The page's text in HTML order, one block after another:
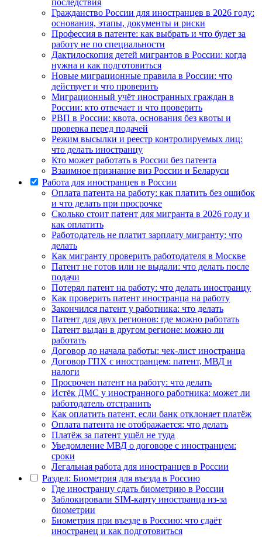
последствия
Гражданство России для иностранцев в 2026 году:
основания, этапы, документы и риски
Профессия в патенте: как выбрать и что будет за
работу не по специальности
Дактилоскопия детей мигрантов в России: когда
нужна и как подготовиться
Новые миграционные правила в России: что
действует и что проверить
Миграционный учёт иностранных граждан в
России: кто отвечает и что проверить
РВП в России: квота, основания без квоты и
проверка перед подачей
Режим высылки и реестр контролируемых лиц:
что делать иностранцу
Кто может работать в России без патента
Взаимное признание виз России и Беларуси
Работа для иностранцев в России
Оплата патента на работу: как платить без ошибок
и что делать при просрочке
Сколько стоит патент для мигранта в 2026 году и
как оплатить
Работодатель не платит зарплату мигранту: что
делать
Как мигранту проверить работодателя в Москве
Патент не готов или не выдали: что делать после
подачи
Потерял патент на работу: что делать иностранцу
Как проверить патент иностранца на работу
Закончился патент у работника: что делать
Патент для двух регионов: где можно работать
Патент выдан в другом регионе: можно ли
работать
Договор до начала работы: чек-лист иностранца
Договор ГПХ с иностранцем: патент, МВД и
налоги
Просрочен патент на работу: что делать
Истёк ДМС у иностранного работника: может ли
работодатель отстранить
Как оплатить патент, если банк отклоняет платёж
Оплата патента не отображается: что делать
Платёж за патент ушёл не туда
Уведомление МВД о договоре с иностранцем:
сроки
Легальная работа для иностранцев в России
Раздел: Биометрия для въезда в Россию
Где иностранцу сдать биометрию в России
Заблокировали SIM-карту иностранца из-за
биометрии
Биометрия при въезде в Россию: что сдаёт
иностранец и как подготовиться